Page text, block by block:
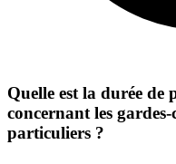
Quelle est la durée de
concernant les gardes-
particuliers ?